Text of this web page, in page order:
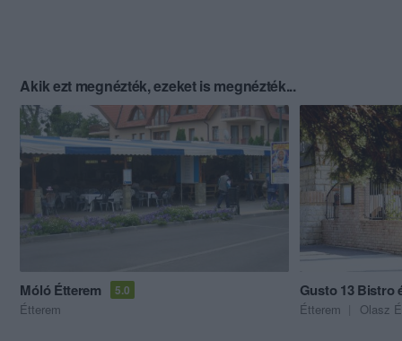
Akik ezt megnézték, ezeket is megnézték...
Móló Étterem 5.0
Étterem
Gusto 13 Bistro
Étterem Olasz